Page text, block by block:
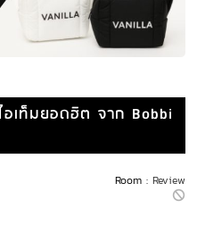
เท็มยอดฮิต จาก Bobbi
Room : Review